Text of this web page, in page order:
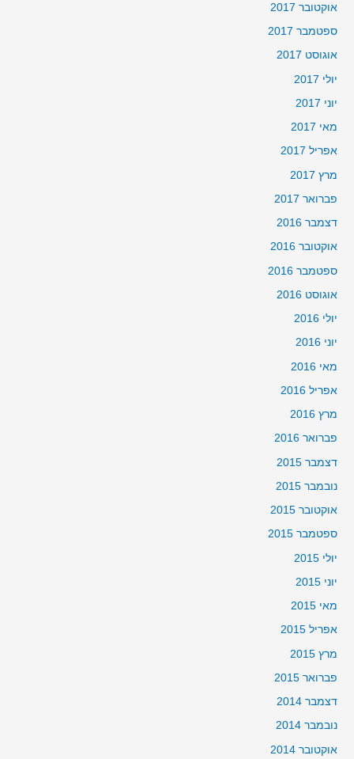
אוקטובר 2017
ספטמבר 2017
אוגוסט 2017
יולי 2017
יוני 2017
מאי 2017
אפריל 2017
מרץ 2017
פברואר 2017
דצמבר 2016
אוקטובר 2016
ספטמבר 2016
אוגוסט 2016
יולי 2016
יוני 2016
מאי 2016
אפריל 2016
מרץ 2016
פברואר 2016
דצמבר 2015
נובמבר 2015
אוקטובר 2015
ספטמבר 2015
יולי 2015
יוני 2015
מאי 2015
אפריל 2015
מרץ 2015
פברואר 2015
דצמבר 2014
נובמבר 2014
אוקטובר 2014